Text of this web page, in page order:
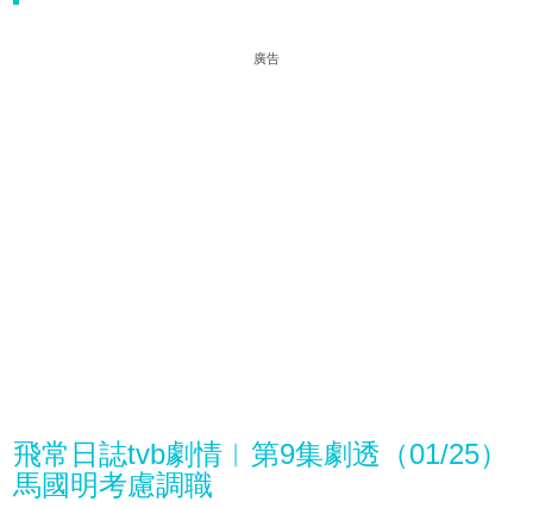
廣告
飛常日誌tvb劇情︱第9集劇透（01/25）
馬國明考慮調職